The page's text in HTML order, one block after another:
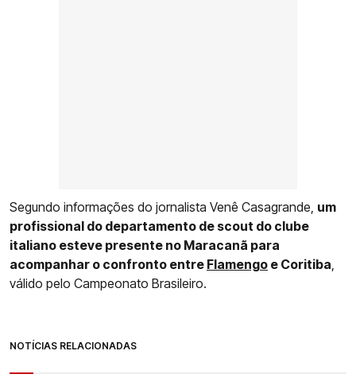
Segundo informações do jornalista Venê Casagrande, um
profissional do departamento de scout do clube
italiano esteve presente no Maracanã para
acompanhar o confronto entre Flamengo e Coritiba
válido pelo Campeonato Brasileiro.
NOTÍCIAS RELACIONADAS